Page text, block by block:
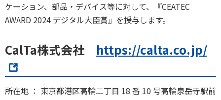
ケーション、部品・デバイス等に対して、『CEATEC
AWARD 2024 デジタル大臣賞』を授与します。
CalTa株式会社 https://calta.co.jp/
所在地 ： 東京都港区高輪二丁目 18 番 10 号高輪泉岳寺駅前